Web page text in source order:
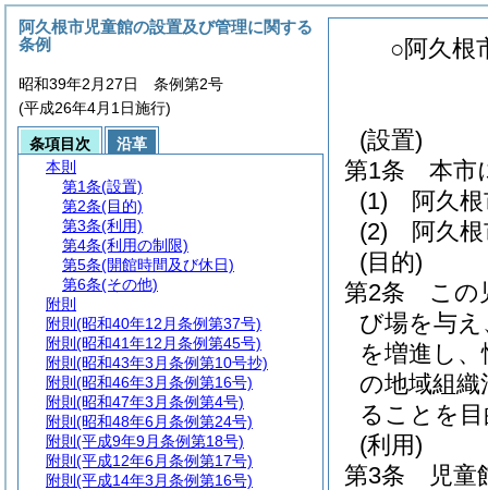
○阿久根
(設置)
第1条
本市
(1)
阿久
(2)
阿久
(目的)
第2条
この
び場を与
を増進し
の地域組
ることを
(利用)
第3条
児童
阿久根市児童館の設置及び管理に関する
条例
昭和39年2月27日 条例第2号
(平成26年4月1日施行)
条項目次
沿革
本則
第1条(設置)
第2条(目的)
第3条(利用)
第4条(利用の制限)
第5条(開館時間及び休日)
第6条(その他)
附則
附則 (昭和40年12月条例第37号)
附則 (昭和41年12月条例第45号)
附則 (昭和43年3月条例第10号抄)
附則 (昭和46年3月条例第16号)
附則 (昭和47年3月条例第4号)
附則 (昭和48年6月条例第24号)
附則 (平成9年9月条例第18号)
附則 (平成12年6月条例第17号)
附則 (平成14年3月条例第16号)